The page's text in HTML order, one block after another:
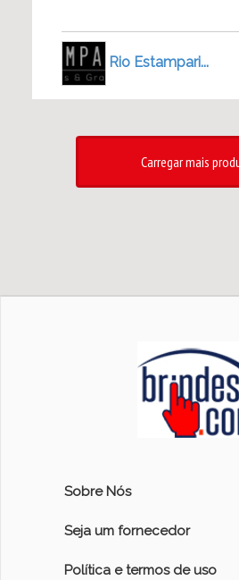
Rio Estampari...
Carregar mais
Sobre Nós
Seja um fornecedor
Política e termos de uso